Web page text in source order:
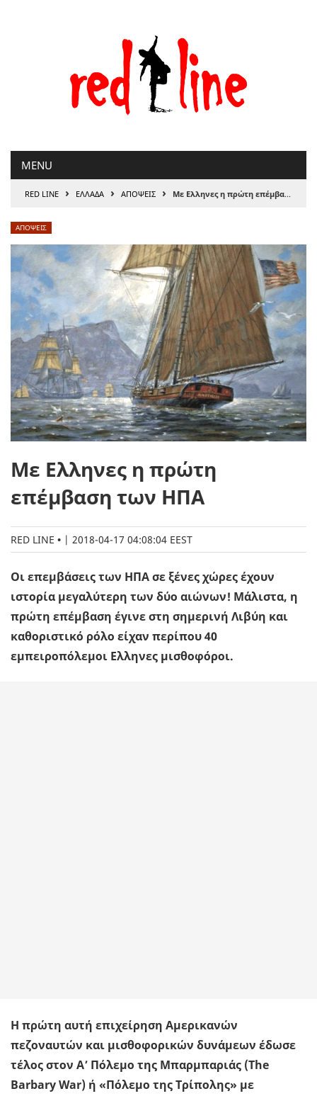
MENU
RED LINE › ΕΛΛΑΔΑ › ΑΠΟΨΕΙΣ › Με Ελληνες η πρώτη επέμβαση των ΗΠΑ
ΑΠΟΨΕΙΣ
Με Ελληνες η πρώτη
επέμβαση των ΗΠΑ
RED LINE | 2018-04-17 04:08:04 EEST
Οι επεμβάσεις των ΗΠΑ σε ξένες χώρες έχουν
ιστορία μεγαλύτερη των δύο αιώνων! Μάλιστα, η
πρώτη επέμβαση έγινε στη σημερινή Λιβύη και
καθοριστικό ρόλο είχαν περίπου 40
εμπειροπόλεμοι Ελληνες μισθοφόροι.
Η πρώτη αυτή επιχείρηση Αμερικανών
πεζοναυτών και μισθοφορικών δυνάμεων έδωσε
τέλος στον Α’ Πόλεμο της Μπαρμπαριάς (The
Barbary War) ή «Πόλεμο της Τρίπολης» με